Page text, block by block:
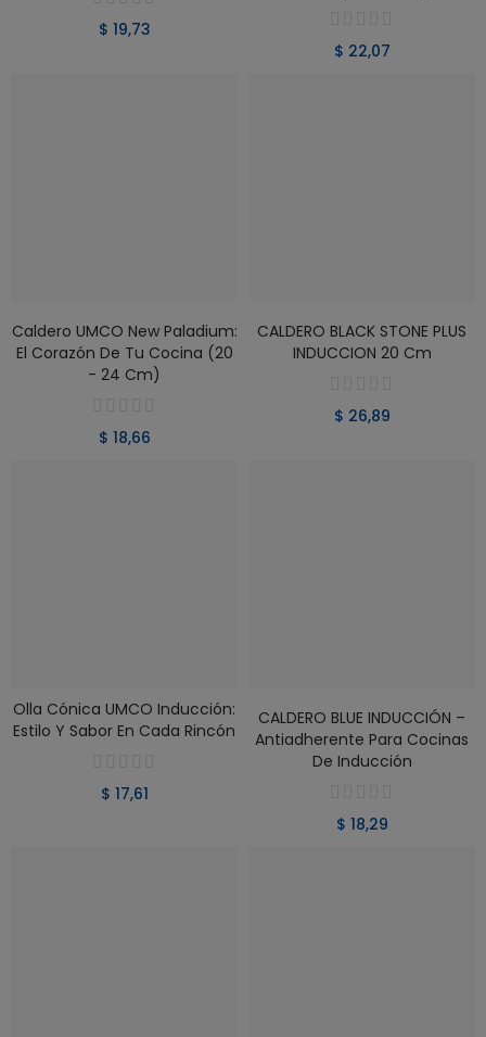
$ 19,73
$ 22,07
VER PRODUCTO
Caldero UMCO New Paladium:
El Corazón De Tu Cocina (20
- 24 Cm)
$ 18,66
VER PRODUCTO
CALDERO BLACK STONE PLUS
INDUCCION 20 Cm
$ 26,89
VER PRODUCTO
Olla Cónica UMCO Inducción:
Estilo Y Sabor En Cada Rincón
$ 17,61
VER PRODUCTO
CALDERO BLUE INDUCCIÓN –
Antiadherente Para Cocinas
De Inducción
$ 18,29